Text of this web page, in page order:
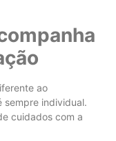
ao
sempre individual.
cuidados com a